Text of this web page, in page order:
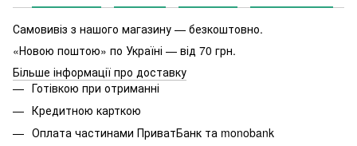
Самовивіз з нашого магазину — безкоштовно.
«Новою поштою» по Україні — від 70 грн.
Більше інформації про доставку
Готівкою при отриманні
Кредитною карткою
Оплата частинами ПриватБанк та monobank